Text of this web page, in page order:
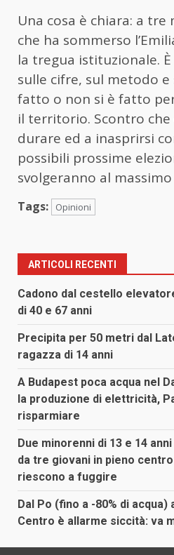
Una cosa è chiara: a tre
che ha sommerso
la tregua istituzionale.
sulle cifre, sul metodo e
fatto o non si è fatto
il territorio. Scontro
durare ed a inasprirsi
possibili prossime
svolgeranno al massimo
Tags: Opinioni
ARTICOLI RECENTI
Cadono dal cestello
di 40 e 67 anni
Precipita per 50 metri dal
ragazza di 14 anni
A Budapest poca acqua nel
la produzione di elettricità,
risparmiare
Due minorenni di 13 e 14
da tre giovani in pieno
riescono a fuggire
Dal Po (fino a -80% di
Centro è allarme siccità: va